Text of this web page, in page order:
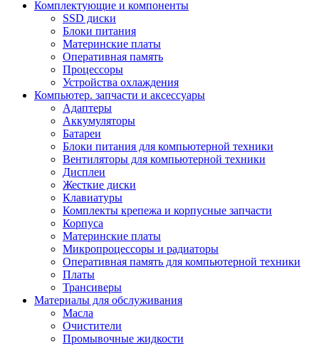
Комплектующие и компоненты
SSD диски
Блоки питания
Материнские платы
Оперативная память
Процессоры
Устройства охлаждения
Компьютер. запчасти и аксессуары
Адаптеры
Аккумуляторы
Батареи
Блоки питания для компьютерной техники
Вентиляторы для компьютерной техники
Дисплеи
Жесткие диски
Клавиатуры
Комплекты крепежа и корпусные запчасти
Корпуса
Материнские платы
Микропроцессоры и радиаторы
Оперативная память для компьютерной техники
Платы
Трансиверы
Материалы для обслуживания
Масла
Очистители
Промывочные жидкости